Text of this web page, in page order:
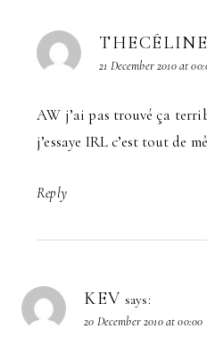
21 December 2010 at
AW j’ai pas trouvé ça
j’essaye IRL c’est tout de
Reply
KEV says:
20 December 2010 at 00:00